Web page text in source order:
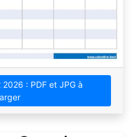
: PDF et JPG à